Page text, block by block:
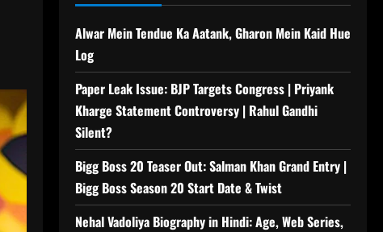
Alwar Mein Tendue Ka Aatank, Gharon Mein Kaid Hue
Log
Paper Leak Issue: BJP Targets Congress | Priyank
Kharge Statement Controversy | Rahul Gandhi
Silent?
Bigg Boss 20 Teaser Out: Salman Khan Grand Entry |
Bigg Boss Season 20 Start Date & Twist
Nehal Vadoliya Biography in Hindi: Age, Web Series,